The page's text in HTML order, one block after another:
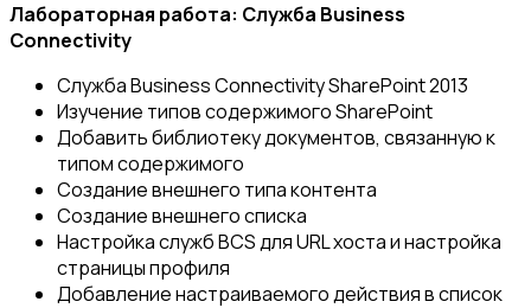
Лабораторная работа: Служба Business
Connectivity
Служба Business Connectivity SharePoint 2013
Изучение типов содержимого SharePoint
Добавить библиотеку документов, связанную к
типом содержимого
Создание внешнего типа контента
Создание внешнего списка
Настройка служб BCS для URL хоста и настройка
страницы профиля
Добавление настраиваемого действия в список